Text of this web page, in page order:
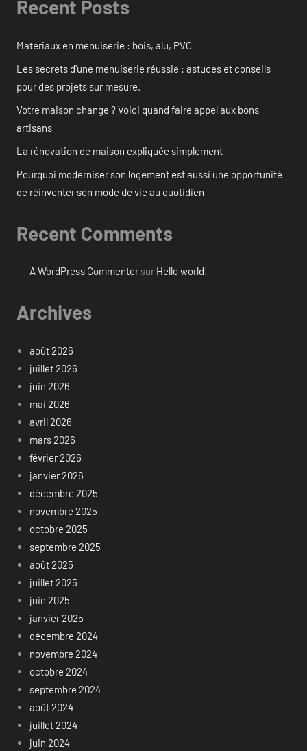
Recent Posts
Matériaux en menuiserie : bois, alu, PVC
Les secrets d’une menuiserie réussie : astuces et conseils
pour des projets sur mesure.
Votre maison change ? Voici quand faire appel aux bons
artisans
La rénovation de maison expliquée simplement
Pourquoi moderniser son logement est aussi une opportunité
de réinventer son mode de vie au quotidien
Recent Comments
A WordPress Commentersur Hello world!
Archives
août 2026
juillet 2026
juin 2026
mai 2026
avril 2026
mars 2026
février 2026
janvier 2026
décembre 2025
novembre 2025
octobre 2025
septembre 2025
août 2025
juillet 2025
juin 2025
janvier 2025
décembre 2024
novembre 2024
octobre 2024
septembre 2024
août 2024
juillet 2024
juin 2024